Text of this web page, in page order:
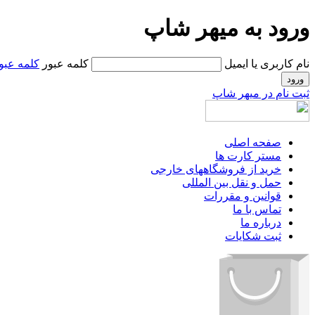
ورود به میهر شاپ
نام کاربری یا ایمیل کلمه عبور کلمه
ثبت نام در میهر شاپ
صفحه اصلی
مستر کارت ها
خرید از فروشگاههای خارجی
حمل و نقل بین المللی
قوانین و مقررات
تماس با ما
درباره ما
ثبت شکایات